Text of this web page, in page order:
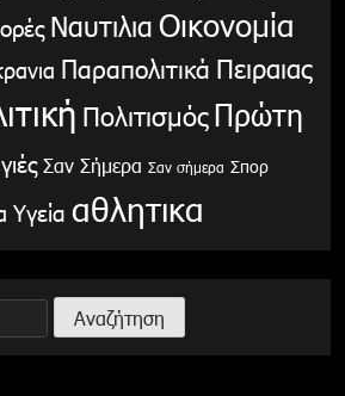
Ναυτιλια Οικονομία
Παραπολιτικά Πειραιας
Πολιτισμός Πρώτη
Σαν Σήμερα Σαν σήμερα Σπορ
Υγεία αθλητικα